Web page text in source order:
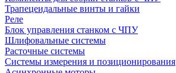
Трапецеидальные винты и гайки
Реле
Блок управления станком с ЧПУ
Шлифовальные системы
Расточные системы
Системы измерения и позиционирования